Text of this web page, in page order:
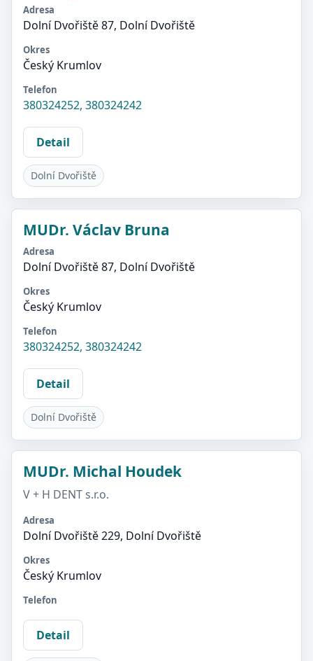
Adresa
Dolní Dvořiště 87, Dolní Dvořiště
Okres
Český Krumlov
Telefon
380324252, 380324242
Detail
Dolní Dvořiště
MUDr. Václav Bruna
Adresa
Dolní Dvořiště 87, Dolní Dvořiště
Okres
Český Krumlov
Telefon
380324252, 380324242
Detail
Dolní Dvořiště
MUDr. Michal Houdek
V + H DENT s.r.o.
Adresa
Dolní Dvořiště 229, Dolní Dvořiště
Okres
Český Krumlov
Telefon
Detail